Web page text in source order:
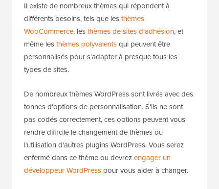
Il existe de nombreux thèmes qui répondent à
différents besoins, tels que lesthèmes
WooCommerce, lesthèmes de sites d'adhésion, et
même lesthèmes polyvalentsqui peuvent être
personnalisés pour s'adapter à presque tous les
types de sites.
De nombreux thèmes WordPress sont livrés avec des
tonnes d'options de personnalisation. S'ils ne sont
pas codés correctement, ces options peuvent vous
rendre difficile le changement de thèmes ou
l'utilisation d'autres plugins WordPress. Vous serez
enfermé dans ce thème ou devrezengager un
développeur WordPress pour vous aider à changer.